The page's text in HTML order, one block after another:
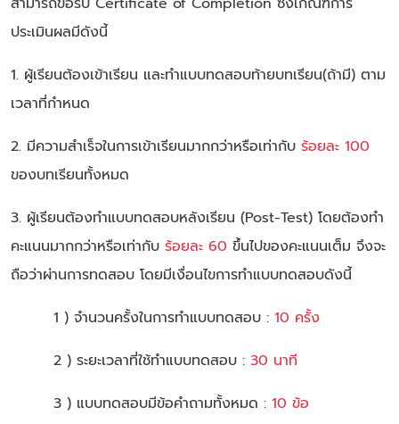
ประเมินผลมีดังนี้
1. ผู้เรียนต้องเข้าเรียน และทำแบบทดสอบท้ายบทเรียน(ถ้ามี) ตาม
เวลาที่กำหนด
2. มีความสำเร็จในการเข้าเรียนมากกว่าหรือเท่ากับ ร้อยละ 100
ของบทเรียนทั้งหมด
3. ผู้เรียนต้องทำแบบทดสอบหลังเรียน (Post-Test) โดยต้องทำ
คะแนนมากกว่าหรือเท่ากับ ร้อยละ 60 ขึ้นไปของคะแนนเต็ม จึงจะ
ถือว่าผ่านการทดสอบ โดยมีเงื่อนไขการทำแบบทดสอบดังนี้
1 ) จำนวนครั้งในการทำแบบทดสอบ : 10 ครั้ง
2 ) ระยะเวลาที่ใช้ทำแบบทดสอบ : 30 นาที
3 ) แบบทดสอบมีข้อคำถามทั้งหมด : 10 ข้อ